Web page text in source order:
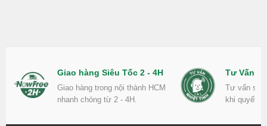
Giao hàng Siêu Tốc 2 - 4H
Giao hàng trong nội thành HCM
nhanh chóng từ 2 - 4H.
Tư Vấn
Tư vấn
khi quyết